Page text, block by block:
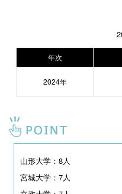
年次
2024年
山形大学：8人
宮城大学：7人